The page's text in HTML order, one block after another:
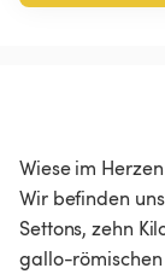
Wiese im
Wir befinden
Settons, zehn
gallo-